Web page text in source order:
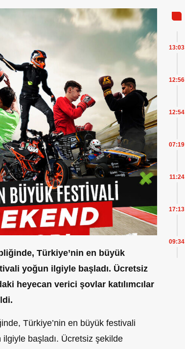
Türkiye’nin en büyük
yoğun ilgiyle başladı. Ücretsiz
heyecan verici şovlar katılımcılar
Türkiye’nin en büyük festivali
başladı. Ücretsiz şekilde
13:03
12:56
12:54
07:19
11:24
17:13
09:34